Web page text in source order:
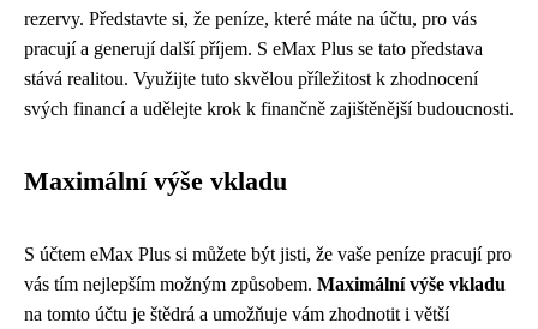
rezervy. Představte si, že peníze, které máte na účtu, pro vás
pracují a generují další příjem. S eMax Plus se tato představa
stává realitou. Využijte tuto skvělou příležitost k zhodnocení
svých financí a udělejte krok k finančně zajištěnější budoucnosti.
Maximální výše vkladu
S účtem eMax Plus si můžete být jisti, že vaše peníze pracují pro
vás tím nejlepším možným způsobem. Maximální výše vkladu
na tomto účtu je štědrá a umožňuje vám zhodnotit i větší